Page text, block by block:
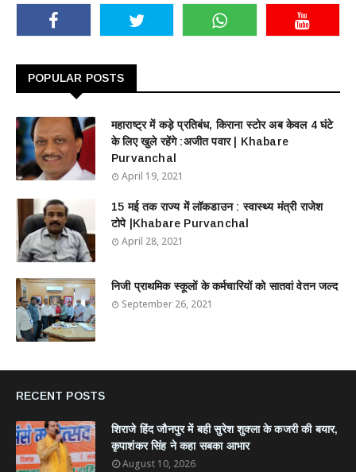
POPULAR POSTS
महाराष्ट्र में कड़े प्रतिबंध, किराना स्टोर अब केवल 4 घंटे
के लिए खुले रहेंगे :अजीत पवार | Khabare
Purvanchal
April 19, 2021
15 मई तक राज्य में लॉकडाउन : स्वास्थ्य मंत्री राजेश
टोपे |Khabare Purvanchal
April 28, 2021
निजी प्राथमिक स्कूलों के कर्मचारियों को सातवां वेतन जल्द
September 26, 2021
RECENT POSTS
शिराजे हिंद जौनपुर में बही सुरेश शुक्ला के कजरी की बयार,
कृपाशंकर सिंह ने कहा सबका आभार
August 10, 2026